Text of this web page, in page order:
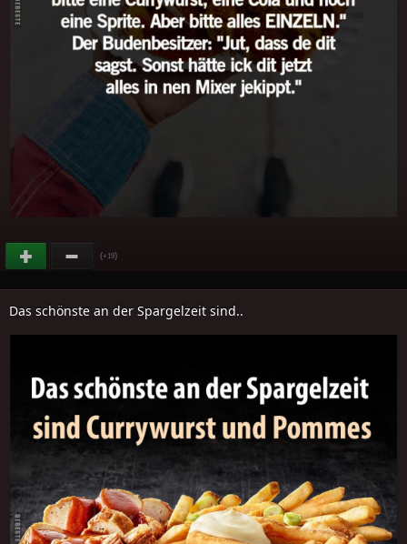
(+19)
Das schönste an der Spargelzeit sind..